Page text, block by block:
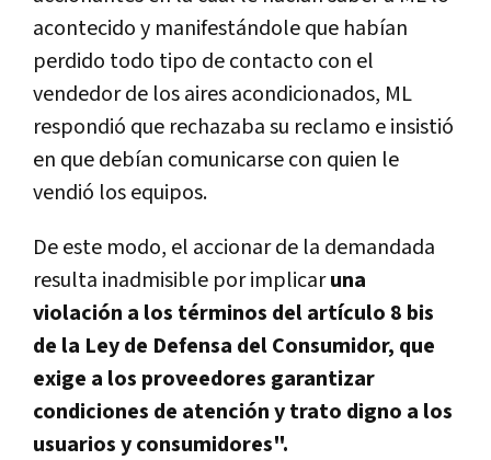
acontecido y manifestándole que habían
perdido todo tipo de contacto con el
vendedor de los aires acondicionados, ML
respondió que rechazaba su reclamo e insistió
en que debían comunicarse con quien le
vendió los equipos.
De este modo, el accionar de la demandada
resulta inadmisible por implicaruna
violación a los términos del artículo 8 bis
de la Ley de Defensa del Consumidor, que
exige a los proveedores garantizar
condiciones de atención y trato digno a los
usuarios y consumidores".